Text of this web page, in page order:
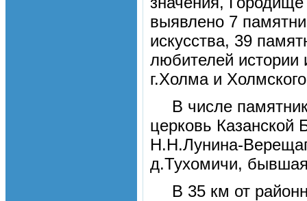
выявлено 7
искусства, 39
любителей истории
г.Холма и
В числе
церковь
Н.Н.Лунина-
д.Тухомичи,
В 35 км от